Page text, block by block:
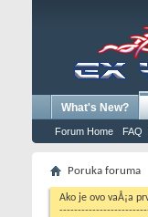
What's New?
Forum Home FAQ
Poruka foruma
Ako je ovo vaÅ¡a